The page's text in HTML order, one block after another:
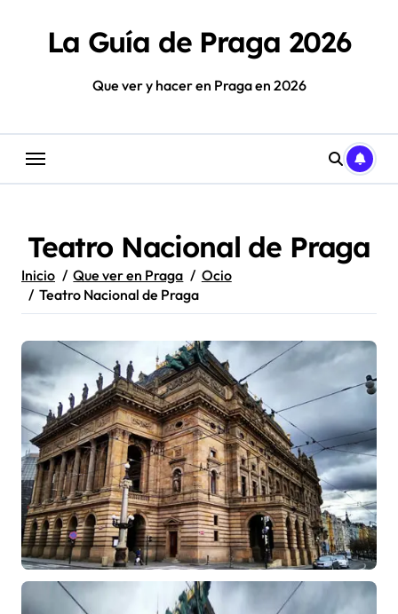
contenidoLa Guía de Praga 2026
Que ver y hacer en Praga en 2026
Teatro Nacional de Praga
Inicio Que ver en Praga
Ocio
Teatro Nacional de Praga